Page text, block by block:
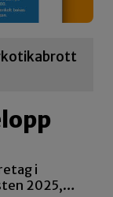
i
2025,…